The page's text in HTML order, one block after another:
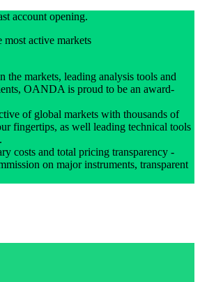
account opening.
most active markets
the markets, leading analysis tools and
OANDA is proud to be an award-
of global markets with thousands of
fingertips, as well leading technical tools
costs and total pricing transparency -
on major instruments, transparent